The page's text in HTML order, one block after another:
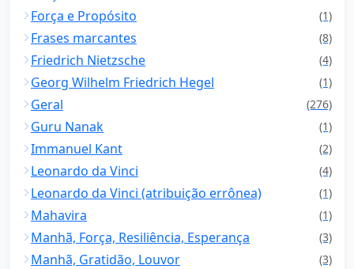
Força e Propósito (1)
Frases marcantes (8)
Friedrich Nietzsche (4)
Georg Wilhelm Friedrich Hegel (1)
Geral (276)
Guru Nanak (1)
Immanuel Kant (2)
Leonardo da Vinci (4)
Leonardo da Vinci (atribuição errônea) (1)
Mahavira (1)
Manhã, Força, Resiliência, Esperança (3)
Manhã, Gratidão, Louvor (3)